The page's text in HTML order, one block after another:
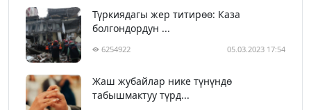
Түркиядагы жер титирөө: Каза
болгондордун ...
6254922 05.03.2023 17:54
Жаш жубайлар нике түнүндө
табышмактуу түрд...